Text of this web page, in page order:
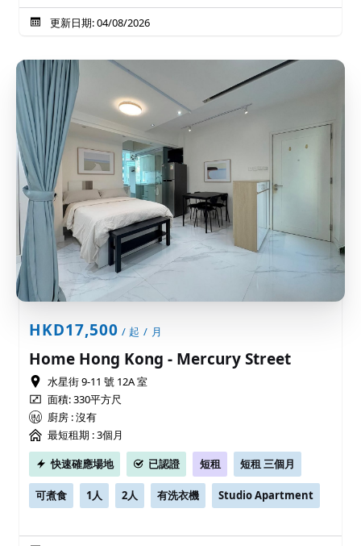
更新日期: 04/08/2026
HKD17,500 / 起 / 月
Home Hong Kong - Mercury Street
水星街 9-11 號 12A 室
面積: 330平方尺
廚房 : 沒有
最短租期 :3個月
快速確應場地
已認證 短租 短租 三個月
可煮食 1人 2人 有洗衣機 Studio Apartment